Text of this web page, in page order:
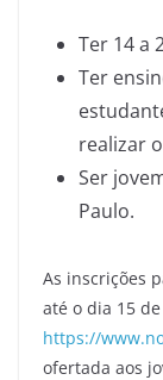
Ter 14 a
Ter
realizar
Ser
Paulo.
As inscrições
até o dia 15
https://
ofertada aos